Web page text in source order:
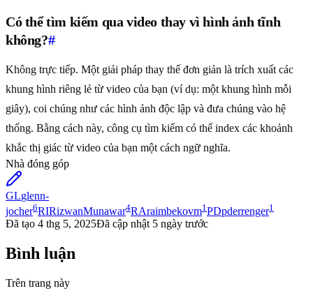
Có thể tìm kiếm qua video thay vì hình ảnh tĩnh
không?#
Không trực tiếp. Một giải pháp thay thế đơn giản là trích xuất các
khung hình riêng lẻ từ video của bạn (ví dụ: một khung hình mỗi
giây), coi chúng như các hình ảnh độc lập và đưa chúng vào hệ
thống. Bằng cách này, công cụ tìm kiếm có thể index các khoảnh
khắc thị giác từ video của bạn một cách ngữ nghĩa.
Nhà đóng góp
GLglenn-
jocher6RIRizwanMunawar4RAraimbekovm1PDpderrenger1
Đã tạo 4 thg 5, 2025Đã cập nhật 5 ngày trước
Bình luận
Trên trang này